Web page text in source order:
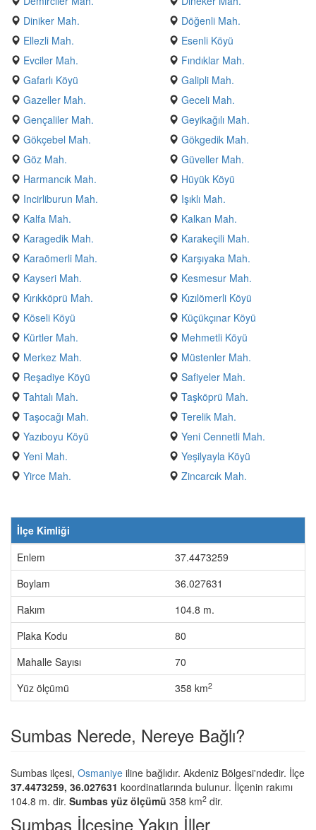
Diniker Mah.
Döğenli Mah.
Ellezli Mah.
Esenli Köyü
Evciler Mah.
Fındıklar Mah.
Gafarlı Köyü
Galipli Mah.
Gazeller Mah.
Geceli Mah.
Gençaliler Mah.
Geyikağılı Mah.
Gökçebel Mah.
Gökgedik Mah.
Göz Mah.
Güveller Mah.
Harmancık Mah.
Hüyük Köyü
Incirliburun Mah.
Işıklı Mah.
Kalfa Mah.
Kalkan Mah.
Karagedik Mah.
Karakeçili Mah.
Karaömerli Mah.
Karşıyaka Mah.
Kayseri Mah.
Kesmesur Mah.
Kırıkköprü Mah.
Kızılömerli Köyü
Köseli Köyü
Küçükçınar Köyü
Kürtler Mah.
Mehmetli Köyü
Merkez Mah.
Müstenler Mah.
Reşadiye Köyü
Safiyeler Mah.
Tahtalı Mah.
Taşköprü Mah.
Taşocağı Mah.
Terelik Mah.
Yazıboyu Köyü
Yeni Cennetli Mah.
Yeni Mah.
Yeşilyayla Köyü
Yirce Mah.
Zincarcık Mah.
İlçe Kimliği
Enlem
37.4473259
Boylam
36.027631
Rakım
104.8 m.
Plaka Kodu
80
Mahalle Sayısı
70
Yüz ölçümü
358 km2
Sumbas Nerede, Nereye Bağlı?
Sumbas ilçesi, Osmaniye iline bağlıdır. Akdeniz Bölgesi'ndedir. İlçe
37.4473259, 36.027631 koordinatlarında bulunur. İlçenin rakımı
104.8 m. dir. Sumbas yüz ölçümü 358 km2 dir.
Sumbas İlçesine Yakın İller